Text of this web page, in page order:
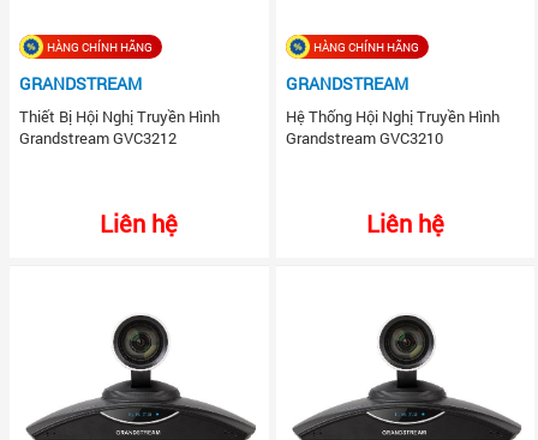
HÀNG CHÍNH HÃNG
GRANDSTREAM
Thiết Bị Hội Nghị Truyền Hình
Grandstream GVC3212
Liên hệ
HÀNG CHÍNH HÃNG
GRANDSTREAM
Hệ Thống Hội Nghị Truyền Hình
Grandstream GVC3210
Liên hệ